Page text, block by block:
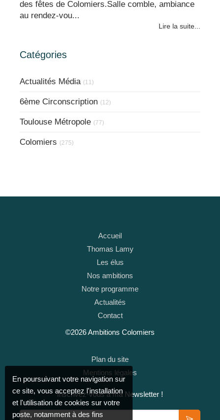
des fêtes de Colomiers.Salle comble, ambiance
au rendez-vou...
Lire la suite...
Catégories
Actualités Média (11)
6ème Circonscription (12)
Toulouse Métropole (77)
Colomiers (275)
Accueil
Thomas Lamy
Les élus
Nos ambitions
Notre programme
Actualités
Contact
©2026 Ambitions Colomiers
Plan du site
Mentions légales
Inscrivez-vous à ma Newsletter !
Votre email
En poursuivant votre navigation sur
ce site, vous acceptez l'installation
et l'utilisation de cookies sur votre
poste, notamment à des fins